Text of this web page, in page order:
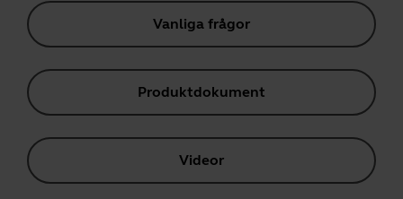
Vanliga frågor
Produktdokument
Videor